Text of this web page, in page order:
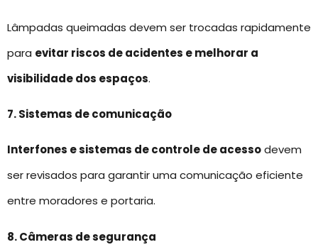
Lâmpadas queimadas devem ser trocadas rapidamente
para evitar riscos de acidentes e melhorar a
visibilidade dos espaços.
7. Sistemas de comunicação
Interfones e sistemas de controle de acessodevem
ser revisados para garantir uma comunicação eficiente
entre moradores e portaria.
8. Câmeras de segurança